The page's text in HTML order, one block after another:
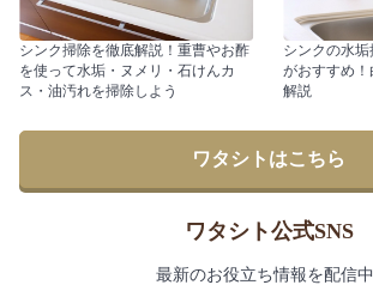
シンク掃除を徹底解説！重曹やお酢
を使って水垢・ヌメリ・石けんカ
ス・油汚れを掃除しよう
シンクの水
がおすすめ
解説
ワタシトはこちら
ワタシト公式SNS
最新のお役立ち情報を配信